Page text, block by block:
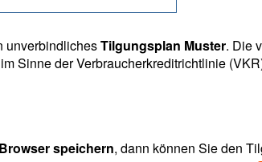
unverbindlichesTilgungsplan Muster. Die
Sinne der Verbraucherkreditrichtlinie
speichern, dann können Sie den